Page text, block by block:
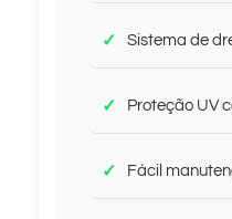
Sistema de
Proteção UV
Fácil